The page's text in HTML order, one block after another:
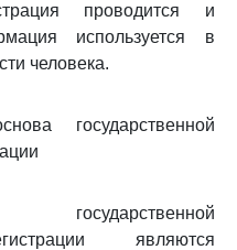
проводится и
используется в
человека.
государственной
являются